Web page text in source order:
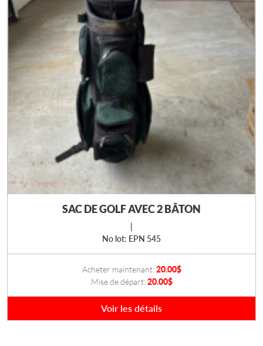
SAC DE GOLF AVEC 2 BÂTON
|
No lot: EPN 545
Acheter maintenant:20.00$
Mise de départ:20.00$
Voir les détails